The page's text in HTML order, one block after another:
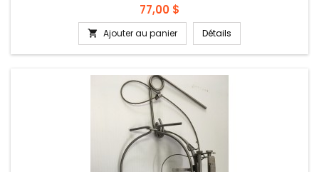
Prix
77,00 $
 Ajouter au panier Détails